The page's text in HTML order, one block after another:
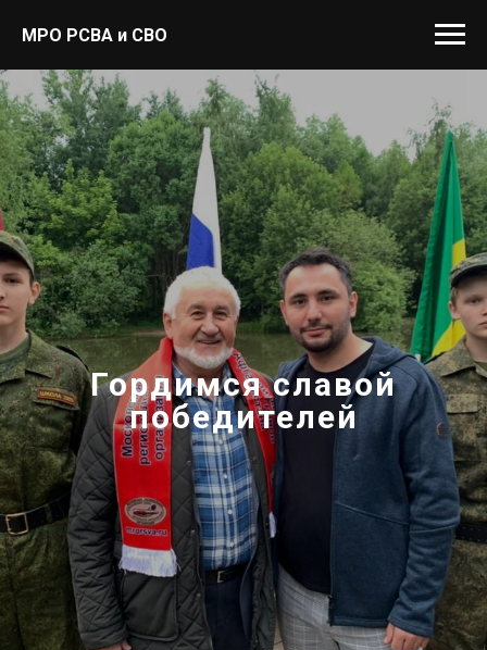
МРО РСВА и СВО
Гордимся славой
победителей